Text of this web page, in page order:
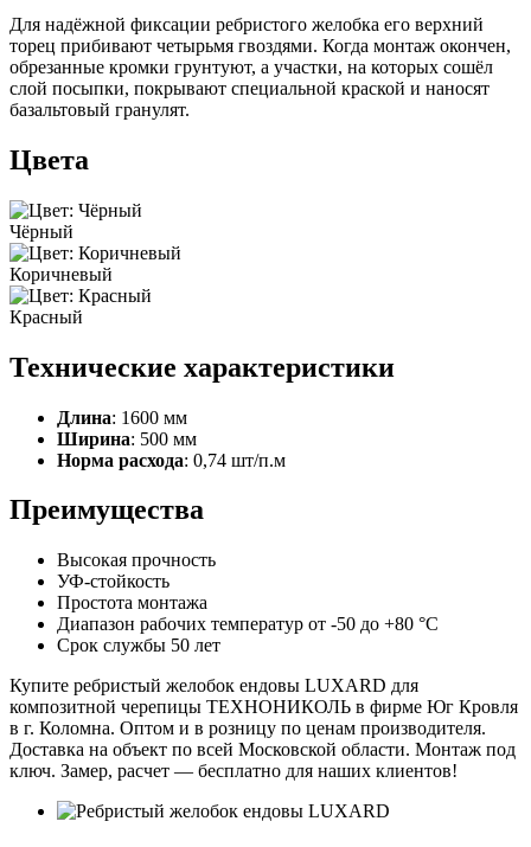
Для надёжной фиксации ребристого желобка его верхний
торец прибивают четырьмя гвоздями. Когда монтаж окончен,
обрезанные кромки грунтуют, а участки, на которых сошёл
слой посыпки, покрывают специальной краской и наносят
базальтовый гранулят.
Цвета
Чёрный
Коричневый
Красный
Технические характеристики
Длина: 1600 мм
Ширина: 500 мм
Норма расхода: 0,74 шт/п.м
Преимущества
Высокая прочность
УФ-стойкость
Простота монтажа
Диапазон рабочих температур от -50 до +80 °С
Срок службы 50 лет
Купите ребристый желобок ендовы LUXARD для
композитной черепицы ТЕХНОНИКОЛЬ в фирме Юг Кровля
в г. Коломна. Оптом и в розницу по ценам производителя.
Доставка на объект по всей Московской области. Монтаж под
ключ. Замер, расчет — бесплатно для наших клиентов!